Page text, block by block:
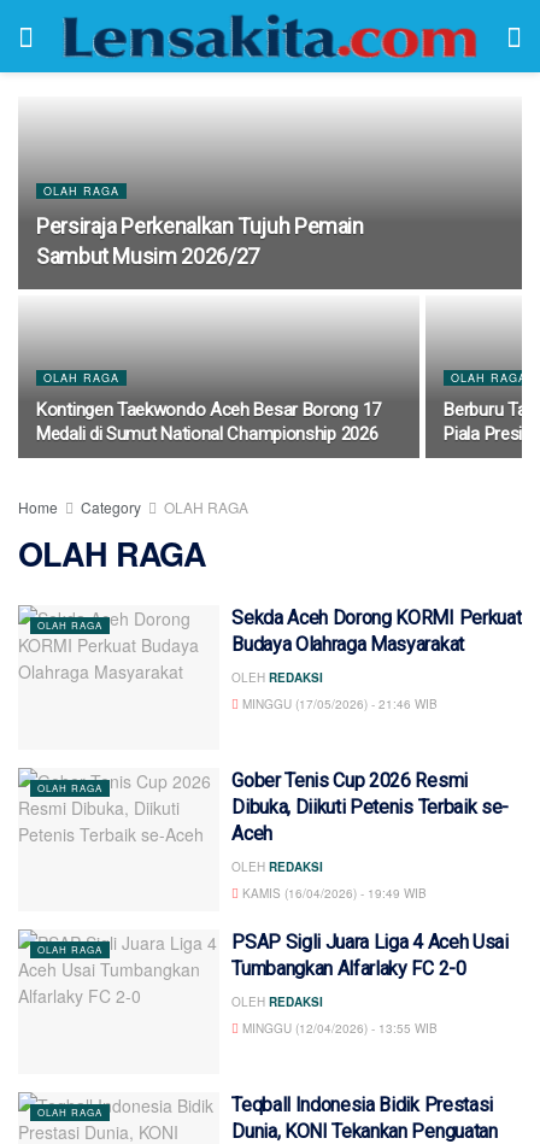
OLAH RAGA
Persiraja Perkenalkan Tujuh Pemain
Sambut Musim 2026/27
OLAH RAGA
Kontingen Taekwondo Aceh Besar Borong 17
Medali di Sumut National Championship 2026
OLAH RAGA
Berburu
Piala
Home Category OLAH RAGA
OLAH RAGA
OLAH RAGA
Sekda Aceh Dorong KORMI Perkuat
Budaya Olahraga Masyarakat
OLEH REDAKSI
MINGGU (17/05/2026) - 21:46 WIB
OLAH RAGA
Gober Tenis Cup 2026 Resmi
Dibuka, Diikuti Petenis Terbaik se-
Aceh
OLEH REDAKSI
KAMIS (16/04/2026) - 19:49 WIB
OLAH RAGA
PSAP Sigli Juara Liga 4 Aceh Usai
Tumbangkan Alfarlaky FC 2-0
OLEH REDAKSI
MINGGU (12/04/2026) - 13:55 WIB
OLAH RAGA
Teqball Indonesia Bidik Prestasi
Dunia, KONI Tekankan Penguatan